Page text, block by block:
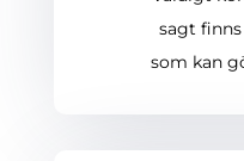
sagt
som kan